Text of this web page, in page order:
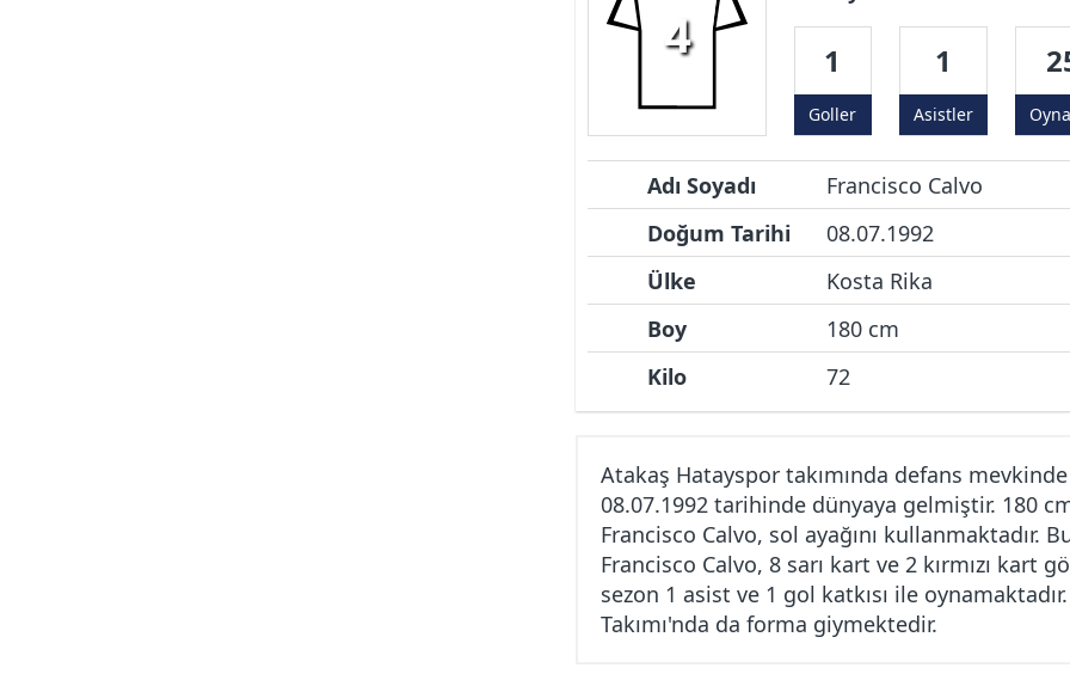
4 1
Goller
1
Asistler
Adı Soyadı
Francisco Calvo
Doğum Tarihi
08.07.1992
Ülke
Kosta Rika
Boy
180 cm
Kilo
72
Atakaş Hatayspor takımında defans
08.07.1992 tarihinde dünyaya gelmiştir. 180
Francisco Calvo, sol ayağını kullanmaktadır.
Francisco Calvo, 8 sarı kart ve 2 kırmızı kart
sezon 1 asist ve 1 gol katkısı ile
Takımı'nda da forma giymektedir.